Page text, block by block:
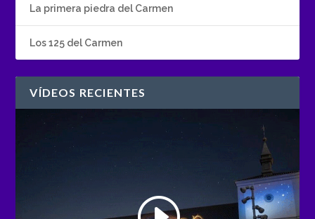
La primera piedra del Carmen
Los 125 del Carmen
VÍDEOS RECIENTES